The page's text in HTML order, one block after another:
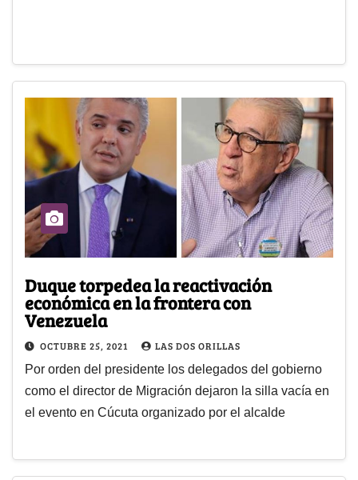
Duque torpedea la reactivación
económica en la frontera con
Venezuela
OCTUBRE 25, 2021 LAS DOS ORILLAS
Por orden del presidente los delegados del gobierno
como el director de Migración dejaron la silla vacía en
el evento en Cúcuta organizado por el alcalde